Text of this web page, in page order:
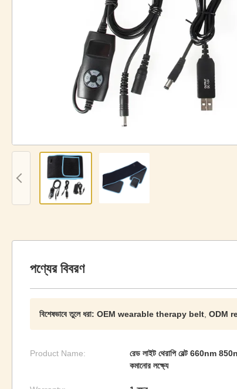
পণ্যের বিবরণ
বিশেষভাবে তুলে ধরা: OEM wearable therapy belt ODM
Product Name:
রেড লাইট থেরাপি বেল্ট 660nm
কমানোর লক্ষ্যে